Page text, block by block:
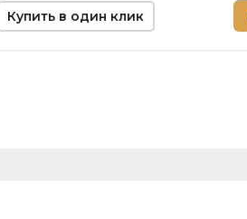
Купить в один клик